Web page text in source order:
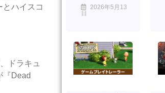
ハイスコ
ドラキュ
『Dead
2026年5月13
日